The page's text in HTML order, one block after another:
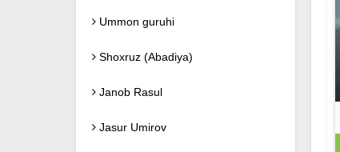
Ummon guruhi
Shoxruz (Abadiya)
Janob Rasul
Jasur Umirov